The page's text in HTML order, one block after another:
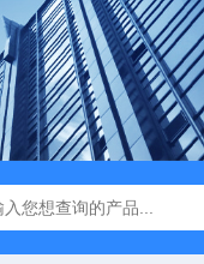
CMT4504盛林5吨